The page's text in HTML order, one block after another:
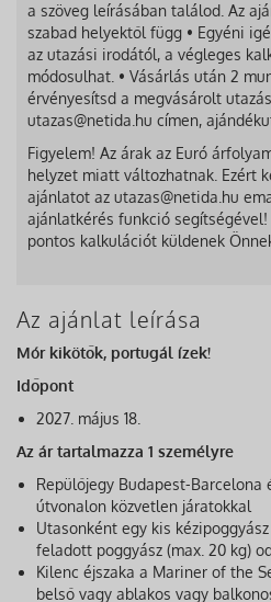
a szöveg leírásában találod. Az
szabad helyektől függ • Egyéni
az utazási irodától, a végleges
módosulhat. • Vásárlás után 2
érvényesítsd a megvásárolt
utazas@netida.hu címen,
Figyelem! Az árak az Euró
helyzet miatt változhatnak. Ezért
ajánlatot az utazas@netida.hu
ajánlatkérés funkció
pontos kalkulációt küldenek
Az ajánlat leírása
Mór kikötők, portugál ízek!
Időpont
2027. május 18.
Az ár tartalmazza 1 személyre
Repülőjegy Budapest-Barcelona
útvonalon közvetlen járatokkal
Utasonként egy kis
feladott poggyász (max. 20 kg)
Kilenc éjszaka a Mariner of the
belső vagy ablakos vagy